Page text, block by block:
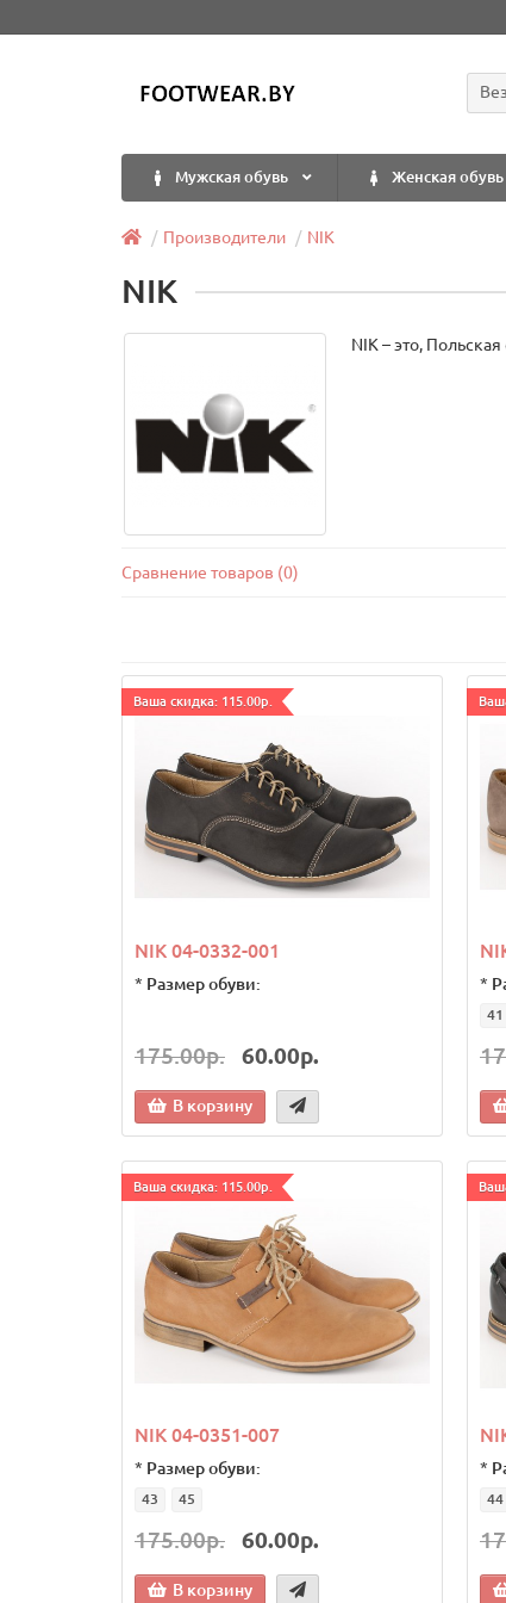
Мужская обувь Женская обувь
Производители NIK
NIK
NIK – это,
Сравнение товаров (0)
Ваша скидка: 115.00р.
NIK 04-0332-001
* Размер обуви:
175.00р. 60.00р.
В корзину
*
41
Ваша скидка: 115.00р.
NIK 04-0351-007
* Размер обуви:
43 45
175.00р. 60.00р.
В корзину
*
44